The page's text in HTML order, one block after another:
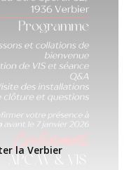
la Verbier